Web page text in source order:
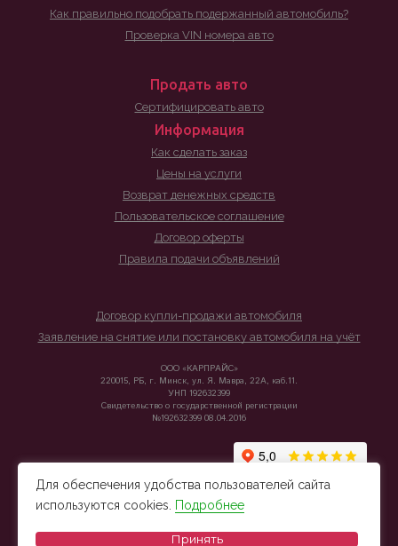
Как правильно подобрать подержанный автомобиль?
Проверка VIN номера авто
Продать авто
Сертифицировать авто
Информация
Как сделать заказ
Цены на услуги
Возврат денежных средств
Пользовательское соглашение
Договор оферты
Правила подачи объявлений
Договор купли-продажи автомобиля
Заявление на снятие или постановку автомобиля на учёт
ООО «КАРПРАЙС»
220015, РБ, г. Минск, ул. Я. Мавра, 22А, каб.11.
УНП 192632399
Свидетельство о государственной регистрации
№192632399 08.04.2016
Для обеспечения удобства пользователей сайта
используются cookies.
Подробнее
Принять